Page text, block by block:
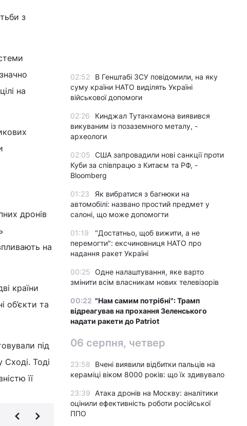
з
на
дронів
на
країни
об’єкти та
під
Тоді
її
02:52
В Генштабі ЗСУ повідомили, на яку
суму країни НАТО виділять Україні
військової допомоги
02:26
Кинджал Тутанхамона виявився
викуваним із позаземного металу, -
археологи
02:05 США запровадили нові санкції проти
Куби за співпрацю з Китаєм та РФ, -
Bloomberg
01:23
Як вибратися з багнюки на
автомобілі: названо простий предмет у
салоні, що може допомогти
01:19
"Достатньо, щоб вижити, а не
перемогти": ексчиновниця НАТО про
надання ракет Україні
00:25 Одне налаштування, яке варто
змінити всім власникам нових телевізорів
00:22 "Нам самим потрібні": Трамп
відреагував на прохання Зеленського
надати ракети до Patriot
06 серпня, четвер
23:58
Вчені виявили відбитки пальців на
кераміці віком 8000 років: що їх здивувало
23:39
Атака дронів на Москву: аналітики
оцінили ефективність роботи російської
ППО